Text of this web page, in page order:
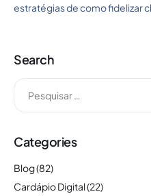
estratégias de como fidelizar
Search
Categories
Blog(82)
Cardápio Digital(22)